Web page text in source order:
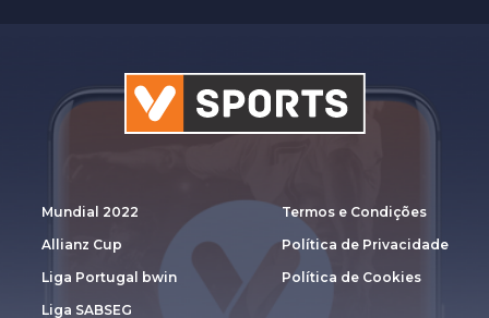
Mundial 2022
Allianz Cup
Liga Portugal bwin
Liga SABSEG
Termos e Condições
Política de Privacidade
Política de Cookies